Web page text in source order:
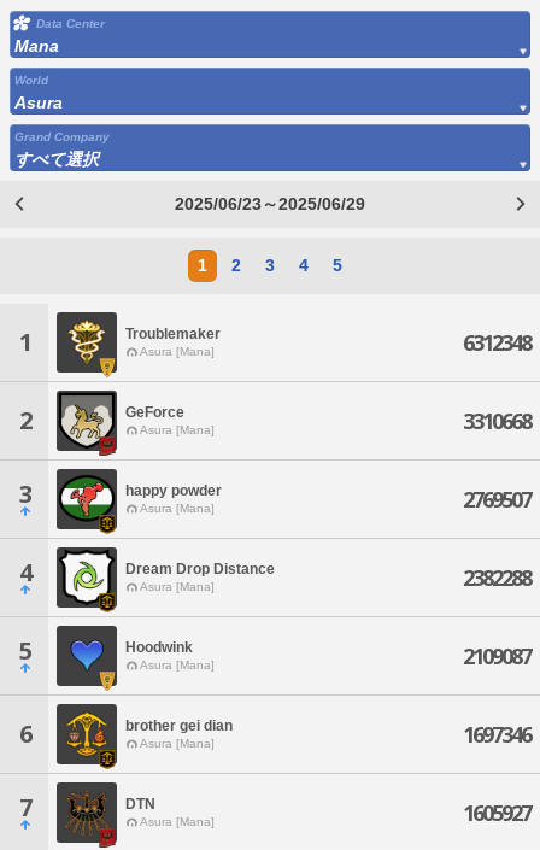
Data Center
Mana
World
Asura
Grand Company
すべて選択
2025/06/23～2025/06/29
1 2 3 4 5
1 Troublemaker
Asura [Mana] 6312348
2 GeForce
Asura [Mana] 3310668
3 happy powder
Asura [Mana] 2769507
4 Dream Drop Distance
Asura [Mana] 2382288
5 Hoodwink
Asura [Mana] 2109087
6 brother gei dian
Asura [Mana] 1697346
7 DTN
Asura [Mana] 1605927